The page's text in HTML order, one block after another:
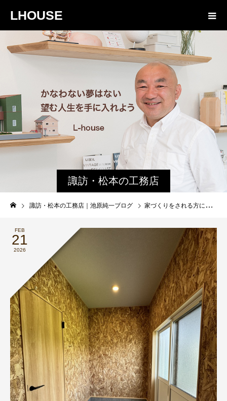
LHOUSE
諏訪・松本の工務店
の社長ブログ｜家族
物語８４３
諏訪・松本の工務店｜池原純一ブログ 家づくりをされる方には お節介 やきますよ 笑
FEB
21
2026